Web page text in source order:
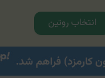
انتخاب روتین